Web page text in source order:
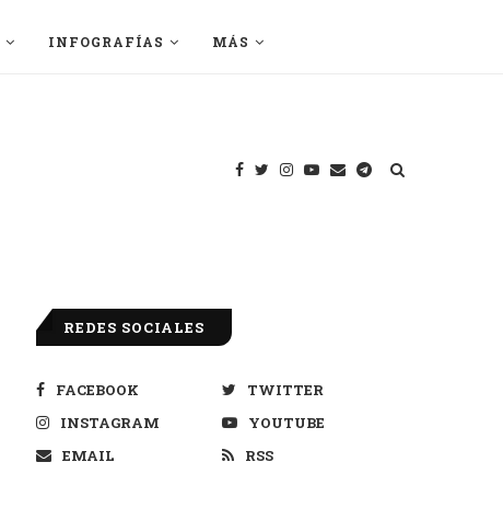
INFOGRAFÍAS MÁS
REDES SOCIALES
FACEBOOK
TWITTER
INSTAGRAM
YOUTUBE
EMAIL
RSS